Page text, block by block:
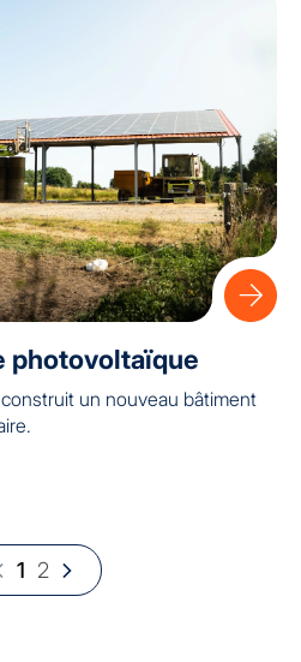
photovoltaïque
un nouveau bâtiment
1 2